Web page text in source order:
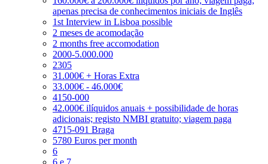
apenas precisa de conhecimentos iniciais de Inglês
1st Interview in Lisboa possible
2 meses de acomodação
2 months free accomodation
2000-5.000.000
2305
31.000€ + Horas Extra
33.000€ - 46.000€
4150-000
42.000€ ilíquidos anuais + possibilidade de horas
adicionais; registo NMBI gratuito; viagem paga
4715-091 Braga
5780 Euros per month
6
6 e 7